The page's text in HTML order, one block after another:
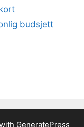
budsjett
GeneratePress